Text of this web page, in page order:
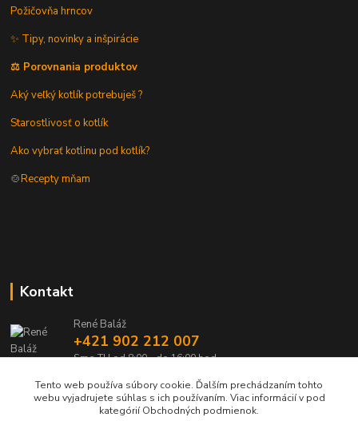
Požičovňa hrncov
✨ Tipy, novinky a inšpirácie
⚖️ Porovnania produktov
Aký veľký kotlík potrebuješ ?
Starostlivosť o kotlík
Ako vybrať kotlinu pod kotlík?
🍲Recepty mňam
Kontakt
René Baláž
+421 902 212 007
Sme TU od 8:00 - do 16:00 hod
info@kotlik.sk
Tento web používa súbory cookie. Ďalším prechádzaním tohto
webu vyjadrujete súhlas s ich používaním. Viac informácií v pod
kategórií Obchodných podmienok.